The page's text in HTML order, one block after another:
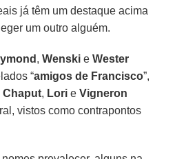
já têm um destaque acima
um outro alguém.
,Wenski eWester
“amigos de Francisco”,
Chaput, Lori eVigneron
vistos como contrapontos